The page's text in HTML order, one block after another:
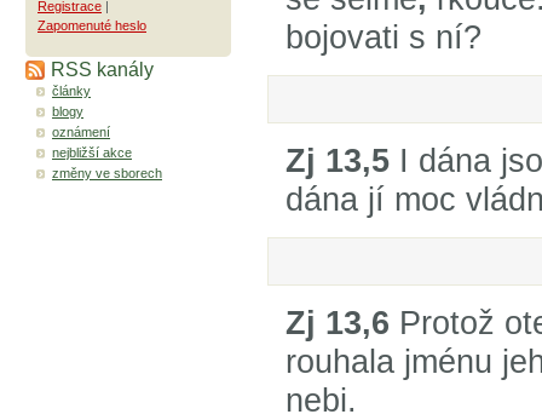
Registrace |
Zapomenuté heslo
RSS kanály
články
blogy
oznámení
nejbližší akce
změny ve sborech
bojovati s ní?
Zj 13,5 I dána
dána jí moc
Zj 13,6 Protož
rouhala jménu
nebi.